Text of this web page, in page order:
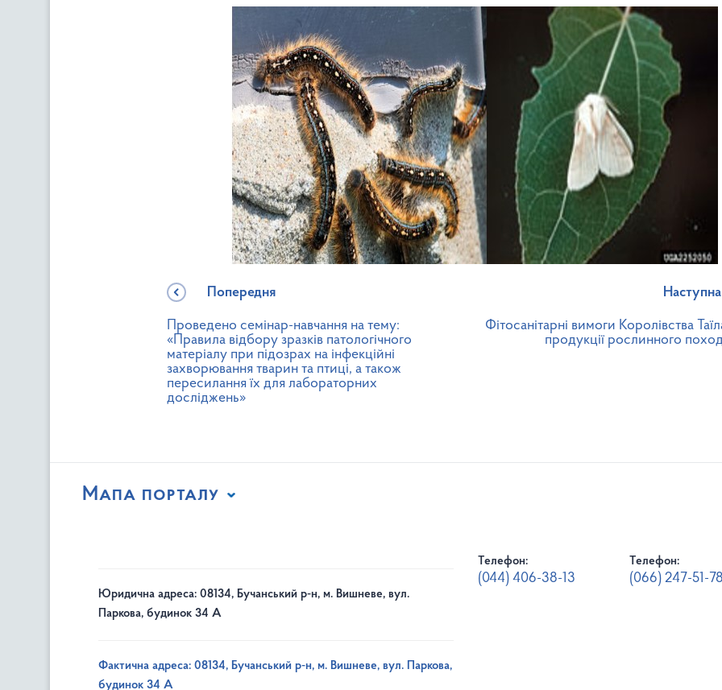
Попередня
Проведено семінар-навчання на тему:
«Правила відбору зразків патологічного
матеріалу при підозрах на інфекційні
захворювання тварин та птиці, а також
пересилання їх для лабораторних
досліджень»
Наступна
Фітосанітарні вимоги Королівства
продукції рослинного
Мапа порталу
Юридична адреса: 08134, Бучанський р-н, м. Вишневе, вул.
Паркова, будинок 34 А
Фактична адреса: 08134, Бучанський р-н, м. Вишневе, вул. Паркова,
будинок 34 А
Телефон:
(044) 406-38-13
Телефон:
(066) 247-51-78